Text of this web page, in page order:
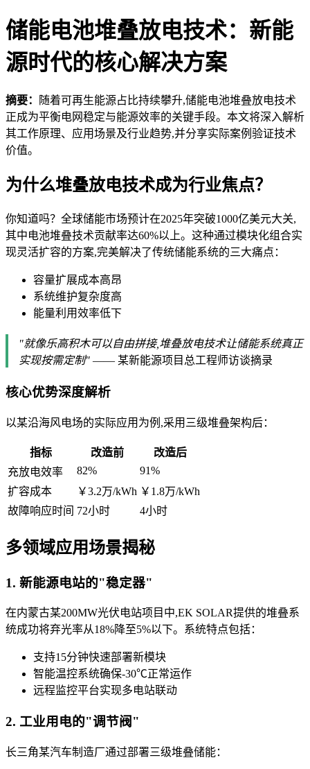
储能电池堆叠放电技术：新能
源时代的核心解决方案
摘要：
随着可再生能源占比持续攀升,储能电池堆叠放电技术
正成为平衡电网稳定与能源效率的关键手段。本文将深入解析
其工作原理、应用场景及行业趋势,并分享实际案例验证技术
价值。
为什么堆叠放电技术成为行业焦点？
你知道吗？全球储能市场预计在2025年突破1000亿美元大关,
其中电池堆叠技术贡献率达60%以上。这种通过模块化组合实
现灵活扩容的方案,完美解决了传统储能系统的三大痛点：
容量扩展成本高昂
系统维护复杂度高
能量利用效率低下
"就像乐高积木可以自由拼接,堆叠放电技术让储能系统真正
实现按需定制" —— 某新能源项目总工程师访谈摘录
核心优势深度解析
以某沿海风电场的实际应用为例,采用三级堆叠架构后：
指标 改造前
改造后
充放电效率
82%
91%
扩容成本
￥3.2万/kWh ￥1.8万/kWh
故障响应时间 72小时 4小时
多领域应用场景揭秘
1. 新能源电站的"稳定器"
在内蒙古某200MW光伏电站项目中,EK SOLAR提供的堆叠系
统成功将弃光率从18%降至5%以下。系统特点包括：
支持15分钟快速部署新模块
智能温控系统确保-30℃正常运作
远程监控平台实现多电站联动
2. 工业用电的"调节阀"
长三角某汽车制造厂通过部署三级堆叠储能：